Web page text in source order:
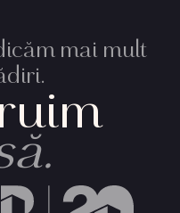
mai mult